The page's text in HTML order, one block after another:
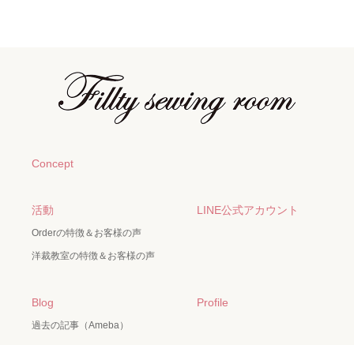
Concept
活動
Orderの特徴＆お客様の声
洋裁教室の特徴＆お客様の声
LINE公式アカウント
Blog
過去の記事（Ameba）
Profile